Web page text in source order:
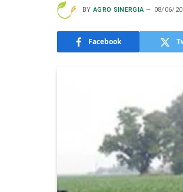
BY AGRO SINERGIA 08/06/
Facebook